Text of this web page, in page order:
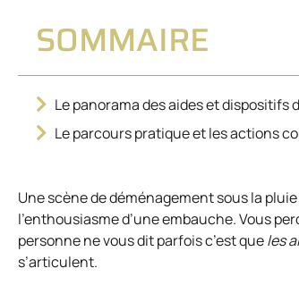
SOMMAIRE
Le panorama des aides et dispositifs
Le parcours pratique et les actions
Une scène de déménagement sous la
l’enthousiasme d’une embauche. Vous
personne ne vous dit parfois c’est queles
s’articulent.